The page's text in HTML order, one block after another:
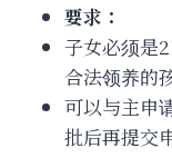
要求：
子女必须是
合法领养的
可以与主申
批后再提交